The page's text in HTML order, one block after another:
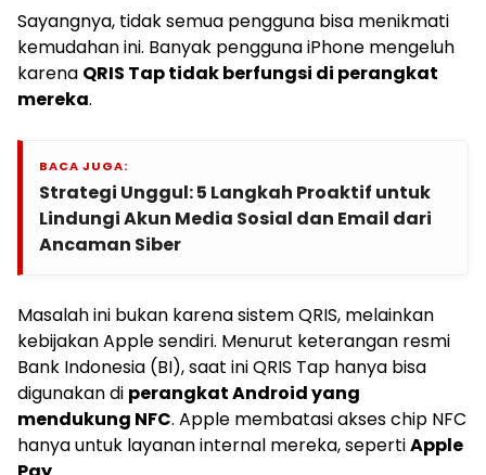
Sayangnya, tidak semua pengguna bisa menikmati
kemudahan ini. Banyak pengguna iPhone mengeluh
karena QRIS Tap tidak berfungsi di perangkat
mereka.
BACA JUGA:
Strategi Unggul: 5 Langkah Proaktif untuk
Lindungi Akun Media Sosial dan Email dari
Ancaman Siber
Masalah ini bukan karena sistem QRIS, melainkan
kebijakan Apple sendiri. Menurut keterangan resmi
Bank Indonesia (BI), saat ini QRIS Tap hanya bisa
digunakan di perangkat Android yang
mendukung NFC. Apple membatasi akses chip NFC
hanya untuk layanan internal mereka, sepertiApple